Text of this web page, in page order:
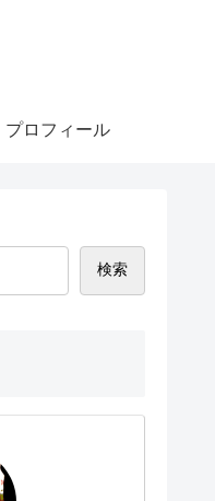
プロフィール
検索